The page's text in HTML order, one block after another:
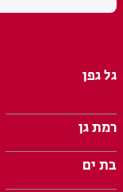
גל גפן
רמת גן
בת ים